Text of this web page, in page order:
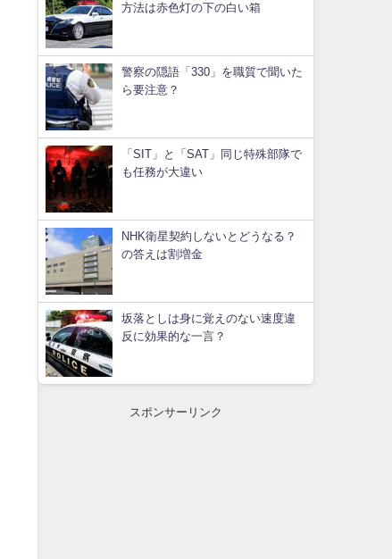
方法は赤色灯の下の白い箱
警察の隠語「330」を職質で聞いた
ら要注意？
「SIT」と「SAT」同じ特殊部隊で
も任務が大違い
NHK衛星契約しないとどうなる？
の答えは割増金
坂落としは身に覚えのない速度違
反に効果的な一言？
スポンサーリンク